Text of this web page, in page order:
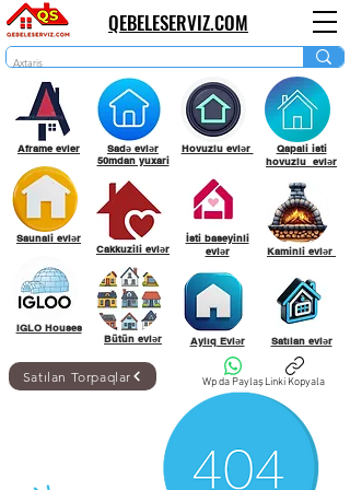
QEBELESERVIZ.COM
Aframe evler
Saunali evlər
IGLO Houses
Sadə evlər
50mdan yuxari
Cakkuzili evlər
Bütün evlər
Hovuzlu evlər
İsti baseyinli
evlər
Aylıq Evlər
Qapali isti
hovuzlu evlər
Kaminli evlər
Satılan evlər
Wp da PaylaşLinki Kopyala
Satılan Torpaqlar